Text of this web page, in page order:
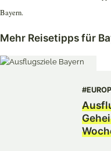
Bayern.
Mehr Reisetipps für